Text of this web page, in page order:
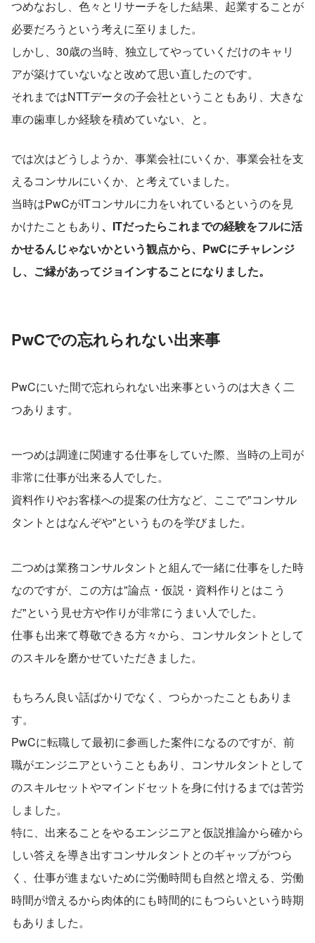
つめなおし、色々とリサーチをした結果、起業することが
必要だろうという考えに至りました。
しかし、30歳の当時、独立してやっていくだけのキャリ
アが築けていないなと改めて思い直したのです。
それまではNTTデータの子会社ということもあり、大きな
車の歯車しか経験を積めていない、と。
では次はどうしようか、事業会社にいくか、事業会社を支
えるコンサルにいくか、と考えていました。
当時はPwCがITコンサルに力をいれているというのを見
かけたこともあり 、ITだったらこれまでの経験をフルに活
かせるんじゃないかという観点から、PwCにチャレンジ
し、ご縁があってジョインすることになりました。
PwCでの忘れられない出来事
PwCにいた間で忘れられない出来事というのは大きく二
つあります。
一つめは調達に関連する仕事をしていた際、当時の上司が
非常に仕事が出来る人でした。
資料作りやお客様への提案の仕方など、ここで"コンサル
タントとはなんぞや"というものを学びました。
二つめは業務コンサルタントと組んで一緒に仕事をした時
なのですが、この方は"論点・仮説・資料作りとはこう
だ"という見せ方や作りが非常にうまい人でした。
仕事も出来て尊敬できる方々から、コンサルタントとして
のスキルを磨かせていただきました。
もちろん良い話ばかりでなく、つらかったこともありま
す。
PwCに転職して最初に参画した案件になるのですが、前
職がエンジニアということもあり、コンサルタントとして
のスキルセットやマインドセットを身に付けるまでは苦労
しました。
特に、出来ることをやるエンジニアと仮説推論から確から
しい答えを導き出すコンサルタントとのギャップがつら
く、仕事が進まないために労働時間も自然と増える、労働
時間が増えるから肉体的にも時間的にもつらいという時期
もありました。